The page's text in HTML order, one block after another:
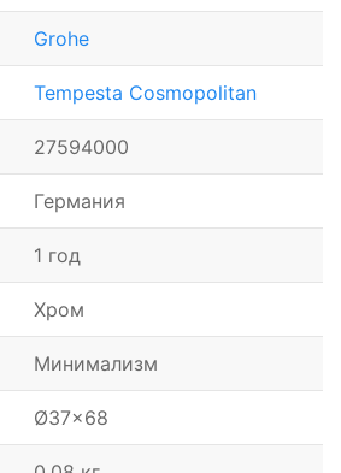
Grohe
Tempesta Cosmopolitan
27594000
Германия
1 год
Хром
Минимализм
Ø37x68